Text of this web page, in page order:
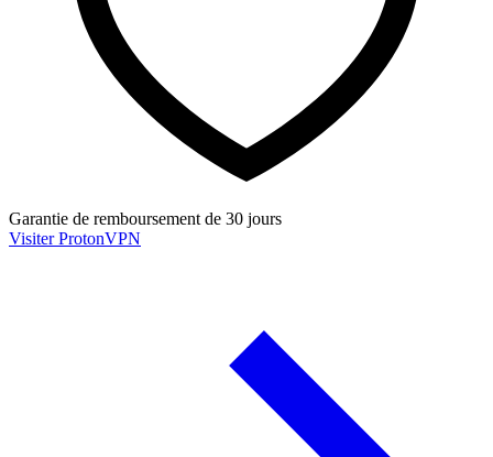
Garantie de remboursement de 30 jours
Visiter ProtonVPN